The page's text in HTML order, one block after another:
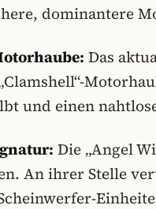
dominantere
Das
und einen
Die „Angel
An ihrer Stelle